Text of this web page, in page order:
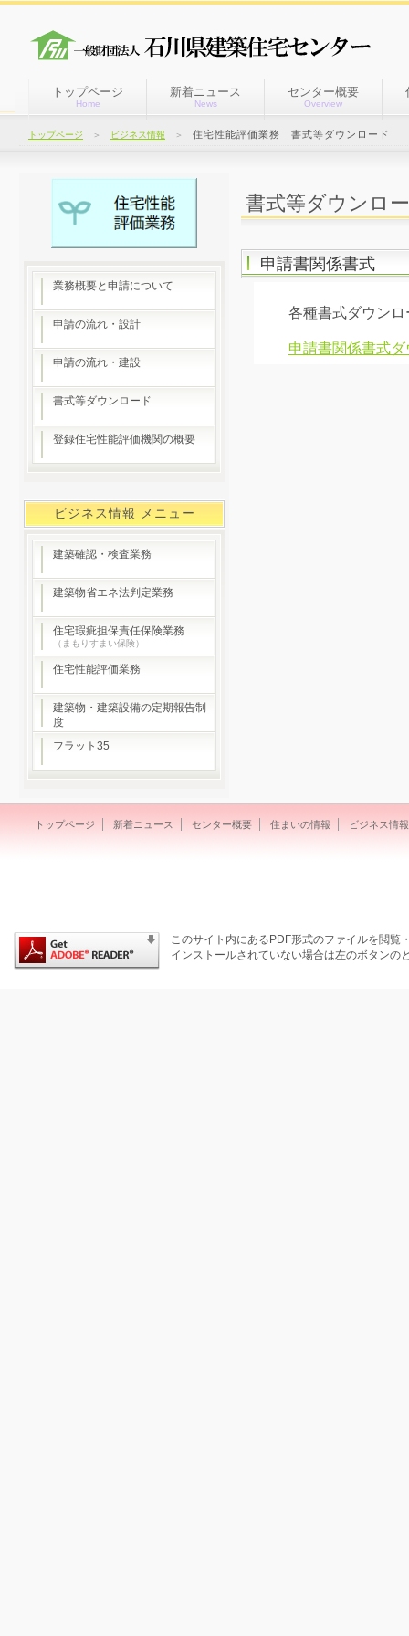
トップページ
Home
新着ニュース
News
センター概要
Overview
トップページ ＞ ビジネス情報 ＞ 住宅性能評価業務 書式等ダウンロード
書式等ダウンロ
申請書関係書式
各種書式ダウンロ
申請書関係書式
業務概要と申請について
申請の流れ・設計
申請の流れ・建設
書式等ダウンロード
登録住宅性能評価機関の概要
ビジネス情報 メニュー
建築確認・検査業務
建築物省エネ法判定業務
住宅瑕疵担保責任保険業務
（まもりすまい保険）
住宅性能評価業務
建築物・建築設備の定期報告制
度
フラット35
トップページ 新着ニュース センター概要 住まいの情報 ビジネス情報
このサイト内にあるPDF形式のファイルを閲覧
インストールされていない場合は左のボタンの